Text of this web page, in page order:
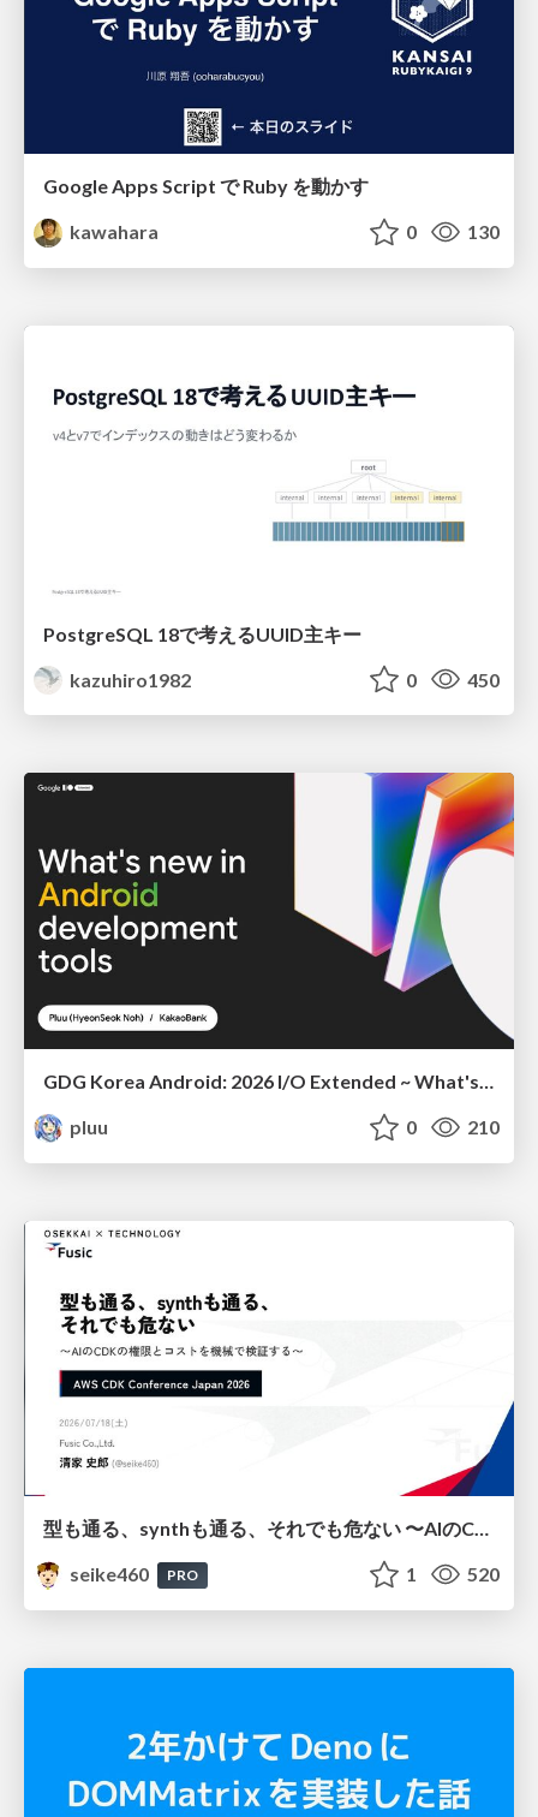
Google Apps Script で Ruby を動かす
kawahara
0 130
PostgreSQL 18で考えるUUID主キー
kazuhiro1982
0 450
GDG Korea Android: 2026 I/O Extended ~ What's new in Android development tools
pluu
0 210
型も通る、synthも通る、それでも危ない 〜AIのCDKの権限とコストを機械で検証する〜 / It Passes Type Checks, It Passes Synth Checks, but It’s Still Risky — Automatically Verifying Permissions and Costs in AI’s CDK —
seike460
PRO 1 520